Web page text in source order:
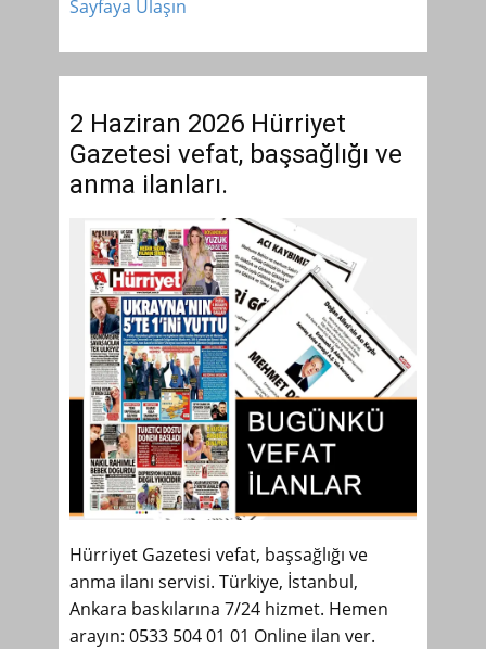
Sayfaya Ulaşın
2 Haziran 2026 Hürriyet
Gazetesi vefat, başsağlığı ve
anma ilanları.
Hürriyet Gazetesi vefat, başsağlığı ve
anma ilanı servisi. Türkiye, İstanbul,
Ankara baskılarına 7/24 hizmet. Hemen
arayın: 0533 504 01 01 Online ilan ver.